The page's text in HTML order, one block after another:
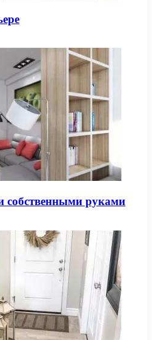
собственными руками